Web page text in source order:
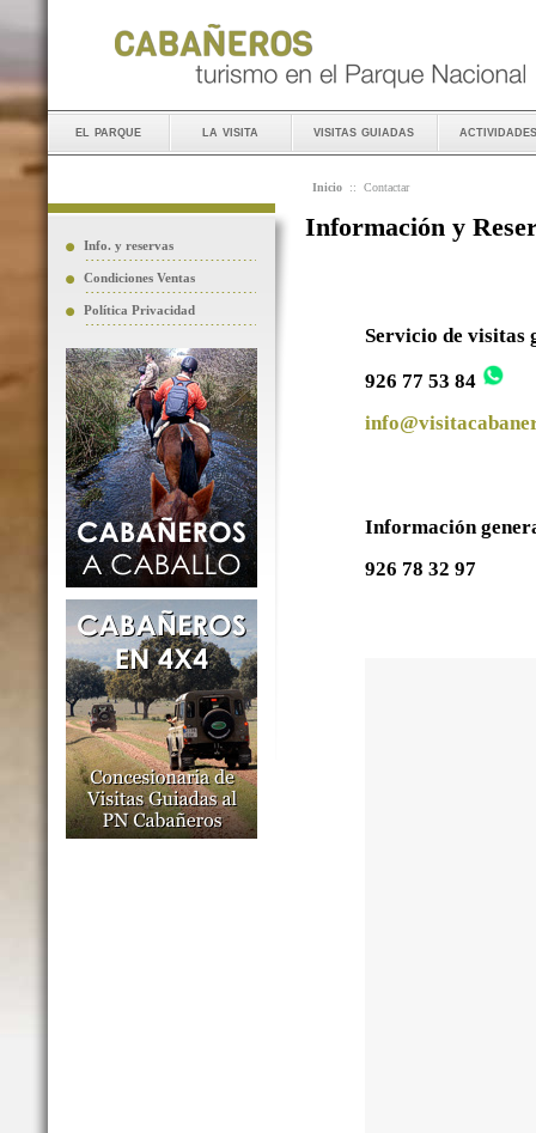
el parque la visita visitas guiadas actividades
Info. y reservas
Condiciones Ventas
Política Privacidad
Inicio :: Contactar
Información y
Servicio de visitas
926 77 53 84
Información
926 78 32 97